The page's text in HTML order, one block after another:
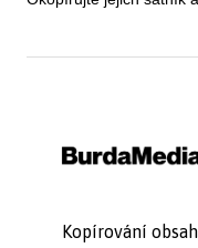
Kopírování